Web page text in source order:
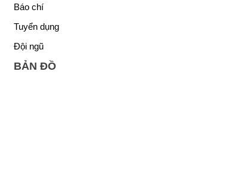
Báo chí
Tuyển dụng
Đội ngũ
BẢN ĐỒ